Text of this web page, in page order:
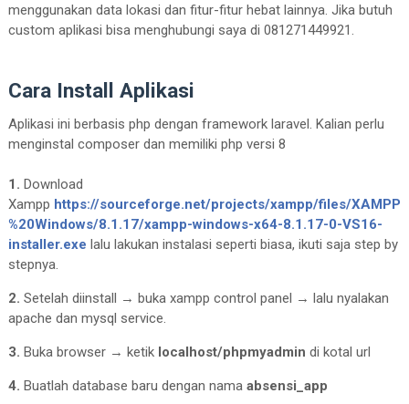
menggunakan data lokasi dan fitur-fitur hebat lainnya. Jika butuh
custom aplikasi bisa menghubungi saya di 081271449921.
Cara Install Aplikasi
Aplikasi ini berbasis php dengan framework laravel. Kalian perlu
menginstal composer dan memiliki php versi 8
1. Download
Xampp https://sourceforge.net/projects/xampp/files/XAMPP
%20Windows/8.1.17/xampp-windows-x64-8.1.17-0-VS16-
installer.exe lalu lakukan instalasi seperti biasa, ikuti saja step by
stepnya.
2. Setelah diinstall → buka xampp control panel → lalu nyalakan
apache dan mysql service.
3. Buka browser → ketik localhost/phpmyadmin di kotal url
4. Buatlah database baru dengan nama absensi_app